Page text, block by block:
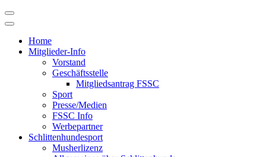
Skip
to
Home
Mitglieder-Info
Vorstand
Geschäftsstelle
Mitgliedsantrag FSSC
Sport
Presse/Medien
FSSC Info
Werbepartner
Schlittenhundesport
Musherlizenz